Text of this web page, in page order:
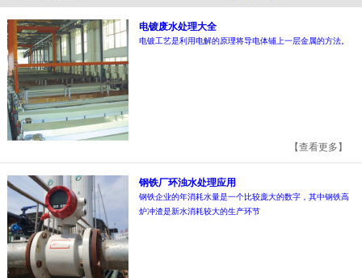
电镀废水处理大全
电镀工艺是利用电解的原理将导电体铺上一层金属的方法。
【查看更多】
钢铁厂环浊水处理应用
钢铁企业的年消耗水量是一个比较庞大的数字，其中钢铁高
炉冲渣是新水消耗较大的生产环节